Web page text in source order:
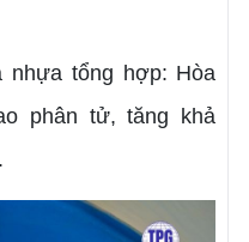
nhựa tổng hợp: Hòa
phân tử, tăng khả